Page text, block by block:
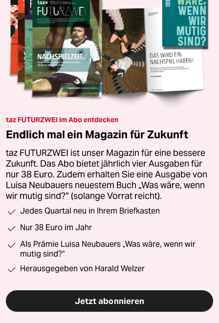
taz FUTURZWEI im Abo entdecken
Endlich mal ein Magazin für Zukunft
taz FUTURZWEI ist unser Magazin für eine bessere
Zukunft. Das Abo bietet jährlich vier Ausgaben für
nur 38 Euro. Zudem erhalten Sie eine Ausgabe von
Luisa Neubauers neuestem Buch „Was wäre, wenn
wir mutig sind?“ (solange Vorrat reicht).
Jedes Quartal neu in Ihrem Briefkasten
Nur 38 Euro im Jahr
Als Prämie Luisa Neubauers „Was wäre, wenn wir
mutig sind?“
Herausgegeben von Harald Welzer
Jetzt abonnieren